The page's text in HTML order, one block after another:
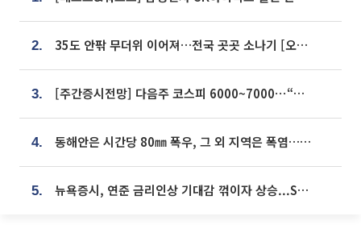
2. 35도 안팎 무더위 이어져…전국 곳곳 소나기 [오늘 날씨]
3. [주간증시전망] 다음주 코스피 6000~7000⋯“外人 수급은 정책이 변수”
4. 동해안은 시간당 80㎜ 폭우, 그 외 지역은 폭염…‘극과 극 날씨’
5. 뉴욕증시, 연준 금리인상 기대감 꺾이자 상승...S&P500 사상 최고치 [종합]